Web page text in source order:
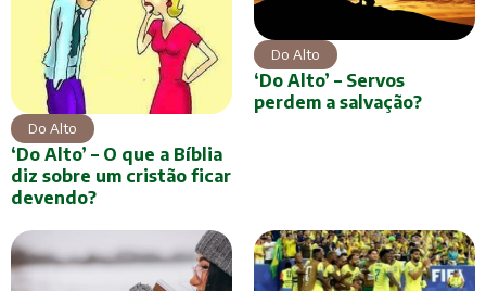
Do Alto
‘Do Alto’ – O que a Bíblia
diz sobre um cristão ficar
devendo?
Do Alto
‘Do Alto’ – Servos
perdem a salvação?